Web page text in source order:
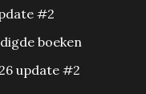
#2
boeken
update #2